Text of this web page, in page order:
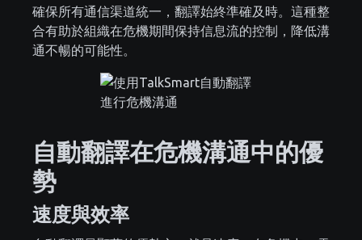
確保所有通信渠道統一，翻譯始終準確及時。這種整
合有助於組織在危機期間保持信息流的控制，降低溝
通不暢的可能性。
自動翻譯在危機溝通中的優
勢
速度與效率